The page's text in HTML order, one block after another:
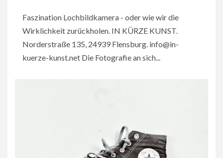
Faszination Lochbildkamera - oder wie wir die
Wirklichkeit zurückholen. IN KÜRZE KUNST.
Norderstraße 135, 24939 Flensburg. info@in-
kuerze-kunst.net Die Fotografie an sich...